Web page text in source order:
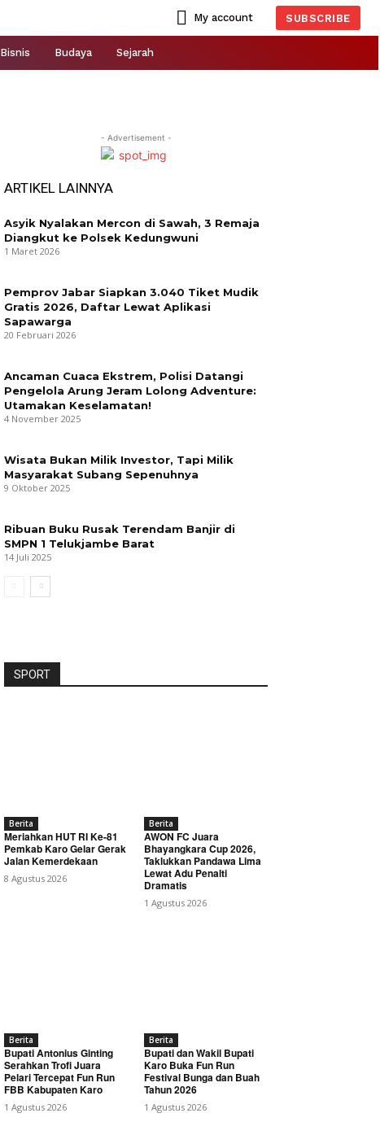
My account SUBSCRIBE
Bisnis Budaya Sejarah
- Advertisement -
ARTIKEL LAINNYA
Asyik Nyalakan Mercon di Sawah, 3 Remaja
Diangkut ke Polsek Kedungwuni
1 Maret 2026
Pemprov Jabar Siapkan 3.040 Tiket Mudik
Gratis 2026, Daftar Lewat Aplikasi
Sapawarga
20 Februari 2026
Ancaman Cuaca Ekstrem, Polisi Datangi
Pengelola Arung Jeram Lolong Adventure:
Utamakan Keselamatan!
4 November 2025
Wisata Bukan Milik Investor, Tapi Milik
Masyarakat Subang Sepenuhnya
9 Oktober 2025
Ribuan Buku Rusak Terendam Banjir di
SMPN 1 Telukjambe Barat
14 Juli 2025
SPORT
Berita
Meriahkan HUT RI Ke-81
Pemkab Karo Gelar Gerak
Jalan Kemerdekaan
8 Agustus 2026
Berita
AWON FC Juara
Bhayangkara Cup 2026,
Taklukkan Pandawa Lima
Lewat Adu Penalti
Dramatis
1 Agustus 2026
Berita
Bupati Antonius Ginting
Serahkan Trofi Juara
Pelari Tercepat Fun Run
FBB Kabupaten Karo
1 Agustus 2026
Berita
Bupati dan Wakil Bupati
Karo Buka Fun Run
Festival Bunga dan Buah
Tahun 2026
1 Agustus 2026